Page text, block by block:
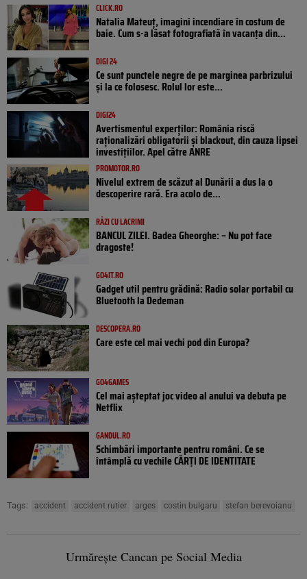
CLICK.RO
Natalia Mateuț, imagini incendiare în costum de
baie. Cum s-a lăsat fotografiată în vacanța din...
DIGI 24
Ce sunt punctele negre de pe marginea parbrizului
și la ce folosesc. Rolul lor este...
DIGI24
Avertismentul experților: România riscă
raționalizări obligatorii și blackout, din cauza lipsei
investițiilor. Apel către ANRE
PROMOTOR.RO
Nivelul extrem de scăzut al Dunării a dus la o
descoperire rară. Era acolo de...
RÂZI CU LACRIMI
BANCUL ZILEI. Badea Gheorghe: – Nu pot face
dragoste!
GO4IT.RO
Gadget util pentru grădină: Radio solar portabil cu
Bluetooth la Dedeman
DESCOPERA.RO
Care este cel mai vechi pod din Europa?
GO4GAMES
Cel mai așteptat joc video al anului va debuta pe
Netflix
GANDUL.RO
Schimbări importante pentru români. Ce se
întâmplă cu vechile CĂRȚI DE IDENTITATE
Tags: accident accident rutier arges costin bulgaru stefan berevoianu
Urmărește Cancan pe Social Media